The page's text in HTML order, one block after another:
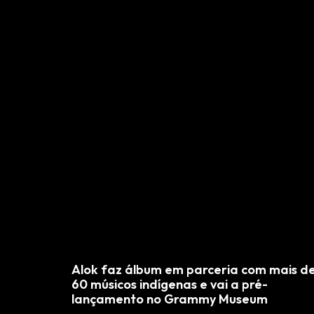
Alok faz álbum em parceria com mais
60 músicos indígenas e vai a pré-
lançamento no Grammy Museum